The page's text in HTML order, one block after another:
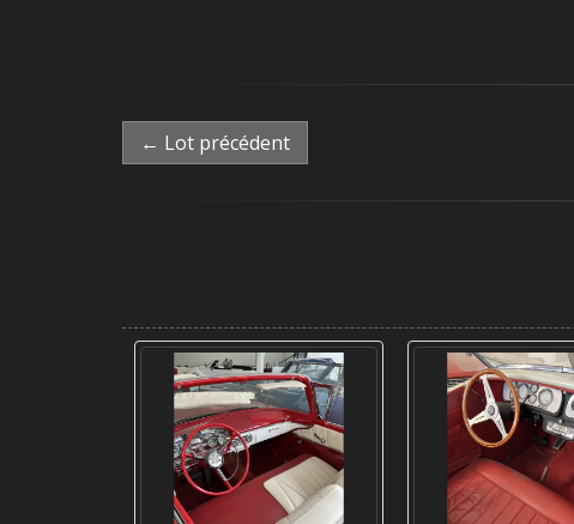
← Lot précédent